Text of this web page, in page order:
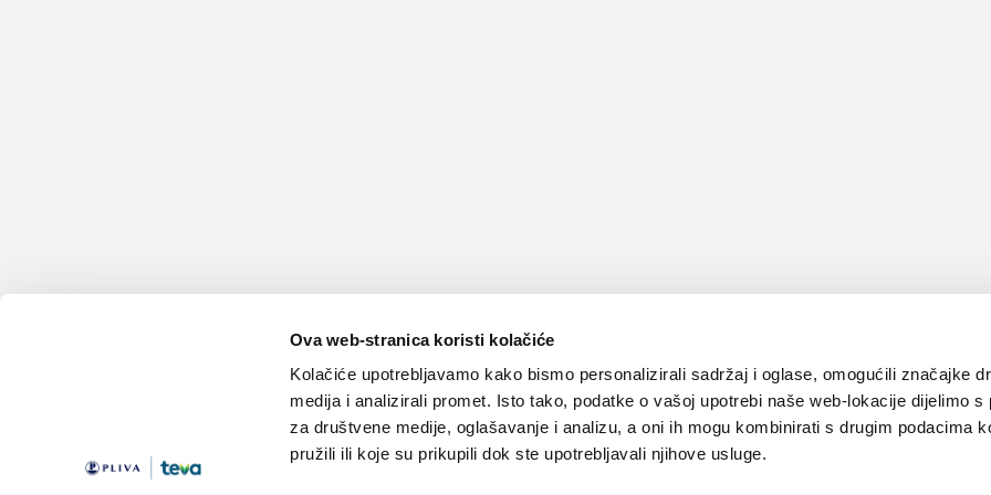
Ova web-stranica koristi kolačiće
Kolačiće upotrebljavamo kako bismo personalizirali sadržaj i oglase, omogućili značajke
medija i analizirali promet. Isto tako, podatke o vašoj upotrebi naše web-lokacije dijelimo s
za društvene medije, oglašavanje i analizu, a oni ih mogu kombinirati s drugim podacima
pružili ili koje su prikupili dok ste upotrebljavali njihove usluge.